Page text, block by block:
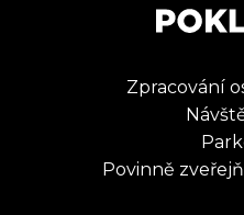
Zpracování
Povinně